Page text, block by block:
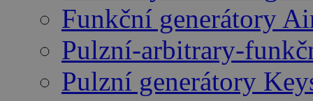
Funkční generátory
Pulzní-arbitrary-
Pulzní generátory